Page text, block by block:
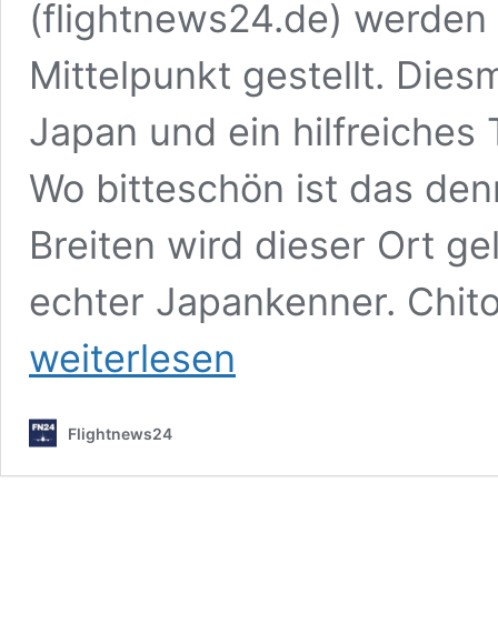
(flightnews24.de) werden
Mittelpunkt gestellt.
Japan und ein hilfreiches
Wo bitteschön ist das
Breiten wird dieser Ort
echter Japankenner.
weiterlesen
Flightnews24